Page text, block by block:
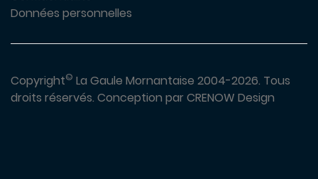
Données personnelles
Copyright© La Gaule Mornantaise 2004-2026. Tous
droits réservés. Conception par CRENOW Design